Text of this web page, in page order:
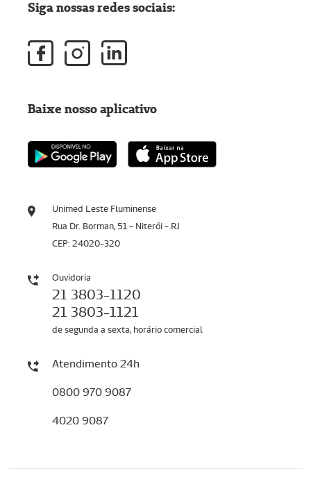
Unimed Leste Fluminense
Rua Dr. Borman, 51 - Niterói - RJ
CEP: 24020-320
Ouvidoria
21 3803-1120
21 3803-1121
de segunda a sexta, horário comercial
Atendimento 24h
0800 970 9087
4020 9087
Siga nossas redes sociais:
Baixe nosso aplicativo